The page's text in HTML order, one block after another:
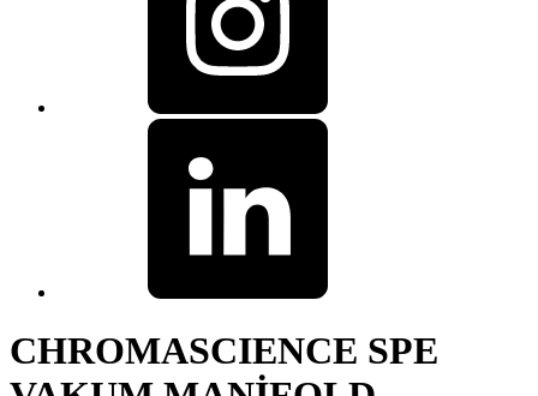
CHROMASCIENCE SPE